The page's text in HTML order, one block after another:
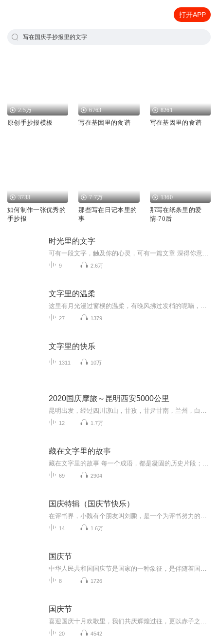
打开APP
写在国庆手抄报里的文字
2.5万
原创手抄报模板
6763
写在基因里的食谱
8261
写在基因里的食谱
3733
如何制作一张优秀的
手抄报
7.7万
那些写在日记本里的
事
1360
那写在纸条里的爱
情-70后
时光里的文字
9 2.6万
文字里的温柔
27 1379
文字里的快乐
1311 10万
2020国庆摩旅～昆明西安5000公里
12 1.7万
藏在文字里的故事
69 2904
国庆特辑（国庆节快乐）
14 1.6万
国庆节
8 1726
国庆节
20 4542